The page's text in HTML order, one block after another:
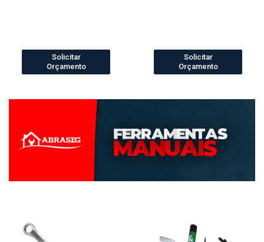
Solicitar
Orçamento
Solicitar
Orçamento